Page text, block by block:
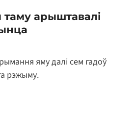
арыштавалі
яму далі сем гадоў
рэжыму.